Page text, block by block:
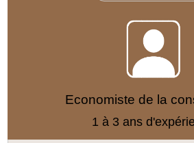
Economiste de la
1 à 3 ans